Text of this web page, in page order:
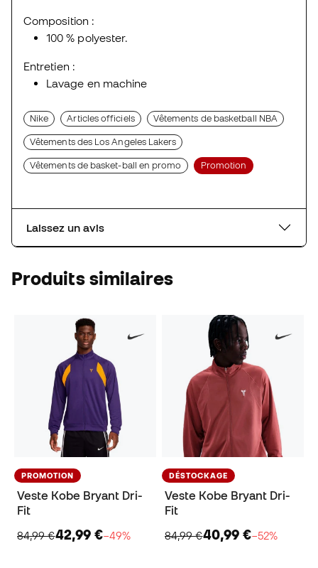
Composition :
100 % polyester.
Entretien :
Lavage en machine
Nike Articles officiels Vêtements de basketball NBA
Vêtements des Los Angeles Lakers
Vêtements de basket-ball en promo Promotion
Laissez un avis
Produits similaires
PROMOTION
Veste Kobe Bryant Dri-
Fit
84,99 €42,99 €−49%
DÉSTOCKAGE
Veste Kobe Bryant Dri-
Fit
84,99 €40,99 €−52%